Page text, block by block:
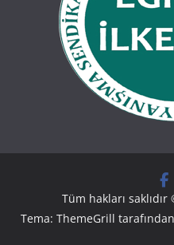
Tüm hakları
Tema: ThemeGrill tarafından